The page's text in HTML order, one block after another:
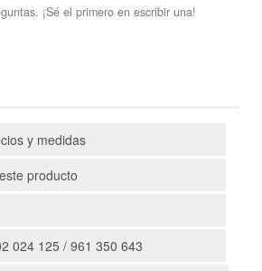
¡Sé el primero en escribir una!
y medidas
producto
024 125 / 961 350 643